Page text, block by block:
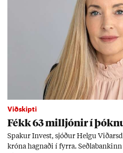
Viðskipti
Fékk 63 millj­ón­ir í
Spak­ur In­vest, sjóð­ur Helgu
króna hagn­aði í fyrra.